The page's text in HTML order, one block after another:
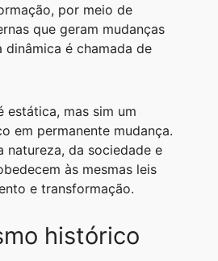
por meio de
que geram mudanças
dinâmica é chamada de
estática, mas sim um
em permanente mudança.
natureza, da sociedade e
às mesmas leis
e transformação.
histórico